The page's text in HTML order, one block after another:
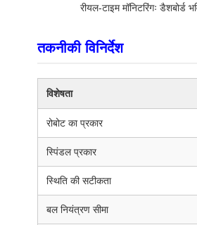
रीयल-टाइम मॉनिटरिंगः
तकनीकी विनिर्देश
विशेषता
रोबोट का प्रकार
स्पिंडल प्रकार
स्थिति की सटीकता
बल नियंत्रण सीमा